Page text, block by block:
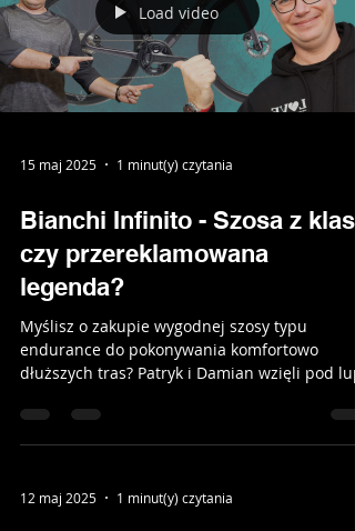
Load video
15 maj 2025 1 minut(y) czytania
Bianchi Infinito - Szosa z klasą
czy przereklamowana
legenda?
Myślisz o zakupie wygodnej szosy typu
endurance do pokonywania komfortowo
dłuższych tras? Patryk i Damian wzięli pod
12 maj 2025 1 minut(y) czytania